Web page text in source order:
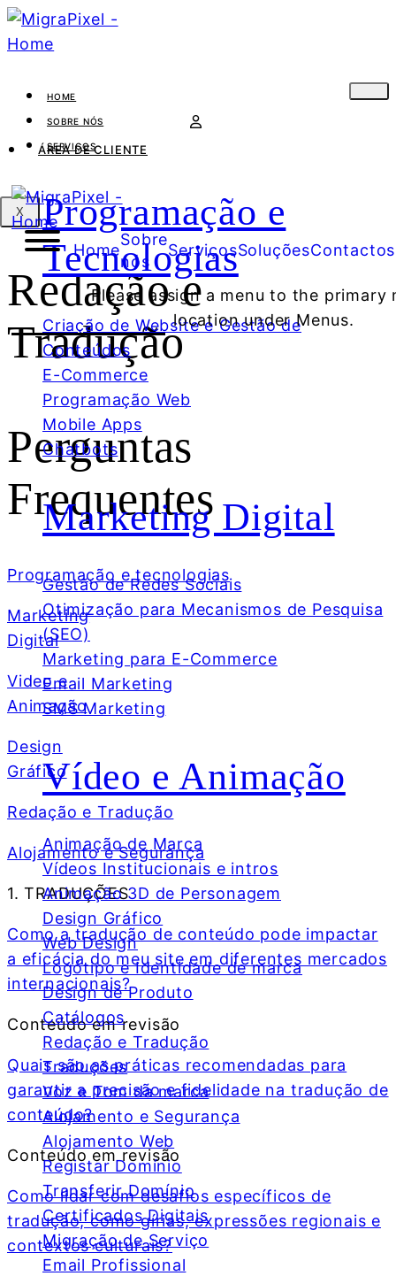
HOME
SOBRE NÓS
SERVIÇOS
Programação e
Tecnologias
Criação de Website e Gestão de
Conteúdos
E-Commerce
Programação Web
Mobile Apps
Chatbots
Marketing Digital
Gestão de Redes Sociais
Otimização para Mecanismos de Pesquisa
(SEO)
Marketing para E-Commerce
Email Marketing
SMS Marketing
Vídeo e Animação
Animação de Marca
Vídeos Institucionais e intros
Animação 3D de Personagem
Design Gráfico
Web Design
Logótipo e Identidade de marca
Design de Produto
Catálogos
Redação e Tradução
Traduções
Voz e Tom da marca
Alojamento e Segurança
Alojamento Web
Registar Domínio
Transferir Domínio
Certificados Digitais
Migração de Serviço
Email Profissional
ÁREA DE CLIENTE
X
Home
Sobre
nós
ServiçosSoluçõesContactos
Please assign a menu to the primary
location under Menus.
Redação e
Tradução
Perguntas
Frequentes
Programação e tecnologias
Marketing
Digital
Video e
Animação
Design
Gráfico
Redação e Tradução
Alojamento e Segurança
1. TRADUÇÕES
Como a tradução de conteúdo pode impactar
a eficácia do meu site em diferentes mercados
internacionais?
Conteúdo em revisão
Quais são as práticas recomendadas para
garantir a precisão e fidelidade na tradução de
conteúdo?
Conteúdo em revisão
Como lidar com desafios específicos de
tradução, como gírias, expressões regionais e
contextos culturais?